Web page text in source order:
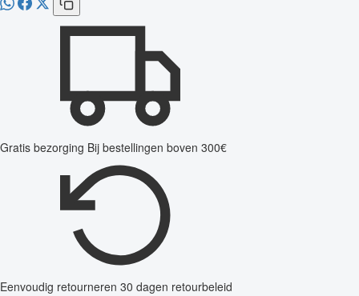
Gratis bezorging Bij bestellingen boven 300€
Eenvoudig retourneren 30 dagen retourbeleid